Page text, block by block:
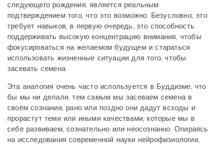
следующего рождения, является реальным
подтверждением того, что это возможно. Безусловно, это
требует навыков, в первую очередь, это способность
поддерживать высокую концентрацию внимания, чтобы
фокусироваться на желаемом будущем и стараться
использовать жизненные ситуации для того, чтобы
засевать семена.
Эта аналогия очень часто используется в Буддизме, что
бы мы ни делали, тем самым мы засеваем семена в
своём сознании, рано или поздно они дадут всходы и
прорастут теми или иными качествами, которые мы в
себе развиваем, сознательно или неосознанно. Опираясь
на исследования современной науки нейрофизиологии,